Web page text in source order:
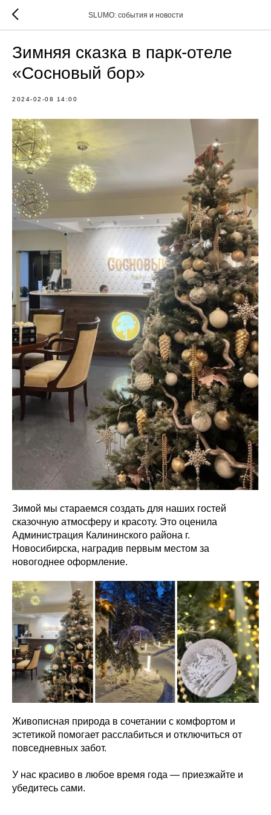
SLUMO: события и новости
Зимняя сказка в парк-отеле
«Сосновый бор»
2024-02-08 14:00
Зимой мы стараемся создать для наших гостей
сказочную атмосферу и красоту. Это оценила
Администрация Калининского района г.
Новосибирска, наградив первым местом за
новогоднее оформление.
Живописная природа в сочетании с комфортом и
эстетикой помогает расслабиться и отключиться от
повседневных забот.
У нас красиво в любое время года — приезжайте и
убедитесь сами.